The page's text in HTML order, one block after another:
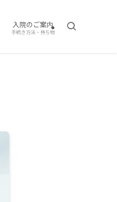
入院のご案内
手続き方法・持ち物